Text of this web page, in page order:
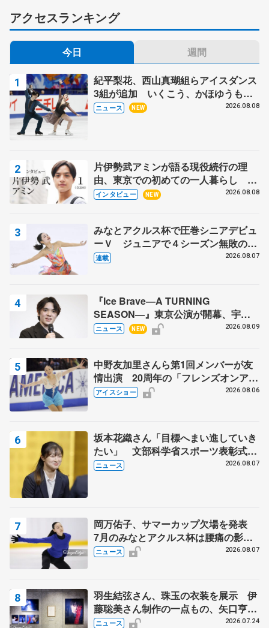
アクセスランキング
今日 週間
紀平梨花、西山真瑚組らアイスダンス
3組が追加 いくこう、かほゆうも、
木下グループ杯
ニュース NEW 2026.08.08
片伊勢武アミンが語る現役続行の理
由、東京での初めての一人暮らし 注
目スケーターの「今」に迫る
インタビュー NEW 2026.08.08
みなとアクルス杯で圧巻シニアデビュ
ーＶ ジュニアで４シーズン無敗の島
田麻央
連載 2026.08.07
『Ice Brave―A TURNING
SEASON―』東京公演が開幕、宇野
昌磨の『Ice Brave』にかける思いを
ニュース NEW 2026.08.09
中野友加里さんら第1回メンバーが友
情出演 20周年の「フレンズオンアイ
ス」 宮本賢二さん、有川梨絵さん、
アイスショー 2026.08.06
坂本花織さん「目標へまい進していき
たい」 文部科学省スポーツ表彰式で
代表謝辞
ニュース 2026.08.07
岡万佑子、サマーカップ欠場を発表
7月のみなとアクルス杯は腰痛の影響
で
ニュース 2026.08.07
羽生結弦さん、珠玉の衣装を展示 伊
藤聡美さん制作の一点もの、矢口亨さ
んが撮影
ニュース 2026.07.24